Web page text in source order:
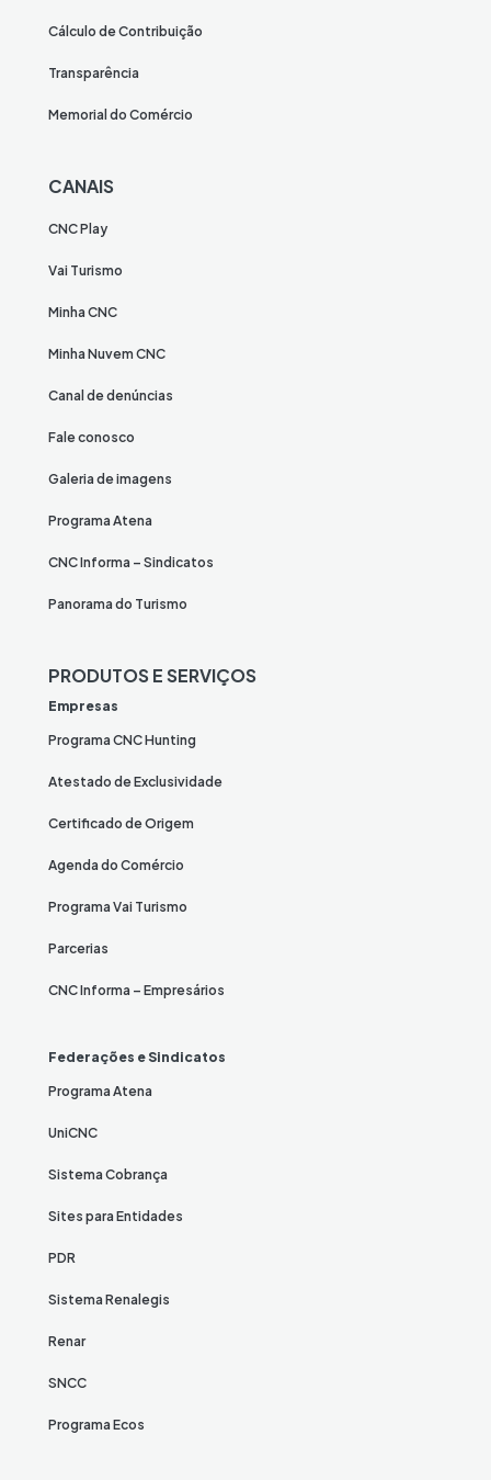
Cálculo de Contribuição
Transparência
Memorial do Comércio
CANAIS
CNC Play
Vai Turismo
Minha CNC
Minha Nuvem CNC
Canal de denúncias
Fale conosco
Galeria de imagens
Programa Atena
CNC Informa – Sindicatos
Panorama do Turismo
PRODUTOS E SERVIÇOS
Empresas
Programa CNC Hunting
Atestado de Exclusividade
Certificado de Origem
Agenda do Comércio
Programa Vai Turismo
Parcerias
CNC Informa – Empresários
Federações e Sindicatos
Programa Atena
UniCNC
Sistema Cobrança
Sites para Entidades
PDR
Sistema Renalegis
Renar
SNCC
Programa Ecos